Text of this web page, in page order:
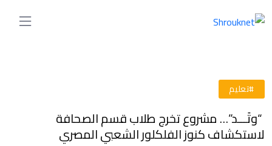
#تعليم
“وتَـــد”… مشروع تخرج طلاب قسم الصحافة
لاستكشاف كنوز الفلكلور الشعبي المصري